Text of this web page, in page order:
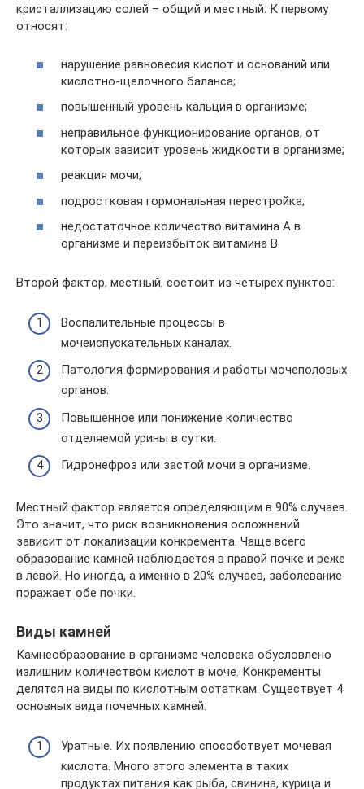
кристаллизацию солей – общий и местный. К первому
относят:
нарушение равновесия кислот и оснований или
кислотно-щелочного баланса;
повышенный уровень кальция в организме;
неправильное функционирование органов, от
которых зависит уровень жидкости в организме;
реакция мочи;
подростковая гормональная перестройка;
недостаточное количество витамина A в
организме и переизбыток витамина B.
Второй фактор, местный, состоит из четырех пунктов:
Воспалительные процессы в
мочеиспускательных каналах.
Патология формирования и работы мочеполовых
органов.
Повышенное или понижение количество
отделяемой урины в сутки.
Гидронефроз или застой мочи в организме.
Местный фактор является определяющим в 90% случаев.
Это значит, что риск возникновения осложнений
зависит от локализации конкремента. Чаще всего
образование камней наблюдается в правой почке и реже
в левой. Но иногда, а именно в 20% случаев, заболевание
поражает обе почки.
Виды камней
Камнеобразование в организме человека обусловлено
излишним количеством кислот в моче. Конкременты
делятся на виды по кислотным остаткам. Существует 4
основных вида почечных камней:
Уратные. Их появлению способствует мочевая
кислота. Много этого элемента в таких
продуктах питания как рыба, свинина, курица и